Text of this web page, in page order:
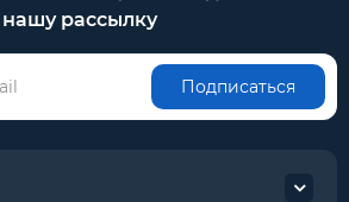
рассылку
Подписаться